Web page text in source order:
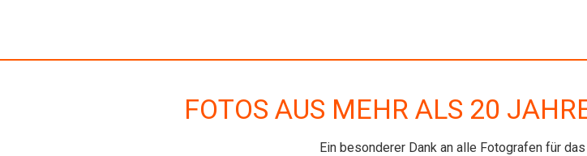
FOTOS AUS MEHR ALS 20
Ein besonderer Dank an alle Fotografen für